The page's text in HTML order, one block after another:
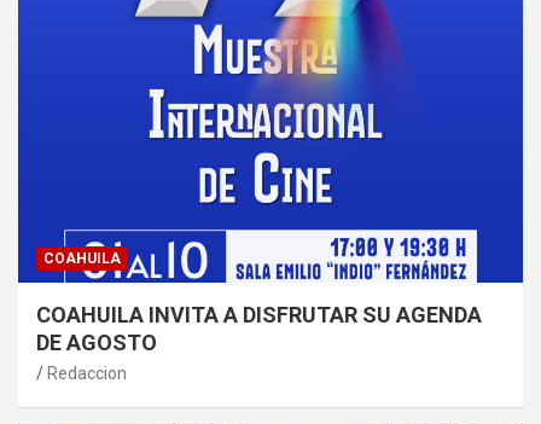
COAHUILA
COAHUILA INVITA A DISFRUTAR SU AGENDA
DE AGOSTO
Redaccion